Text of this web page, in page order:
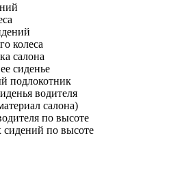
колеса
салона
сиденье
подлокотник
водителя
салона)
по высоте
сидений по высоте